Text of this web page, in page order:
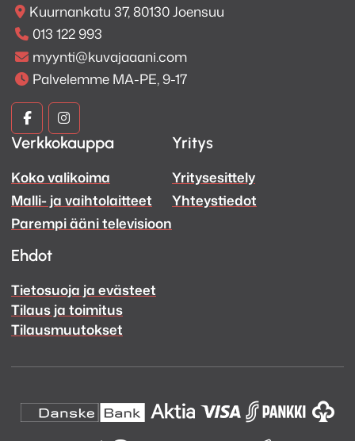
Kuurnankatu 37, 80130 Joensuu
013 122 993
myynti@kuvajaaani.com
Palvelemme MA-PE, 9-17
Kuva
ja
Ääni
Facebook
Kuva
ja
Ääni
Instagram
Verkkokauppa
Koko valikoima
Malli- ja vaihtolaitteet
Parempi ääni televisioon
Yritys
Yritysesittely
Yhteystiedot
Ehdot
Tietosuoja ja evästeet
Tilaus ja toimitus
Tilausmuutokset